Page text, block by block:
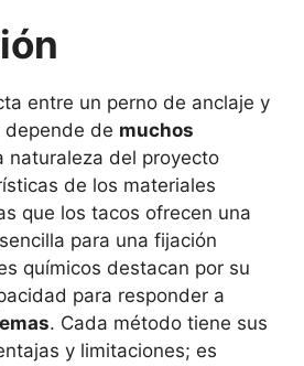
entre un perno de anclaje y
depende de muchos
naturaleza del proyecto
de los materiales
que los tacos ofrecen una
para una fijación
químicos destacan por su
para responder a
. Cada método tiene sus
y limitaciones; es